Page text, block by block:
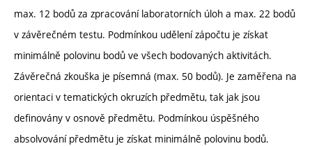
max. 12 bodů za zpracování laboratorních úloh a max. 22 bodů
v závěrečném testu. Podmínkou udělení zápočtu je získat
minimálně polovinu bodů ve všech bodovaných aktivitách.
Závěrečná zkouška je písemná (max. 50 bodů). Je zaměřena na
orientaci v tematických okruzích předmětu, tak jak jsou
definovány v osnově předmětu. Podmínkou úspěšného
absolvování předmětu je získat minimálně polovinu bodů.